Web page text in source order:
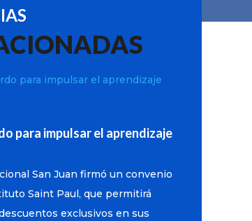
para impulsar el aprendizaje
San Juan firmó un convenio
Saint Paul, que permitirá
exclusivos en sus